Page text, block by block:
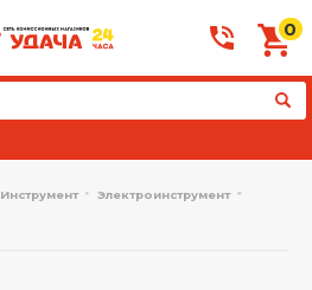
0
Инструмент
Электроинструмент